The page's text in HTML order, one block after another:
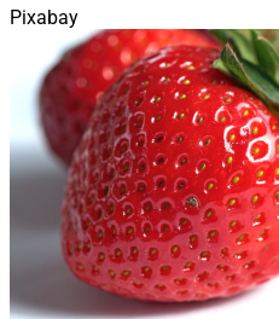
Pixabay